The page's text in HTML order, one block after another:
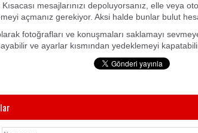
mesajlarınızı depoluyorsanız, elle veya
açmanız gerekiyor. Aksi halde bunlar bulut
fotoğrafları ve konuşmaları saklamayı
ve ayarlar kısmından yedeklemeyi